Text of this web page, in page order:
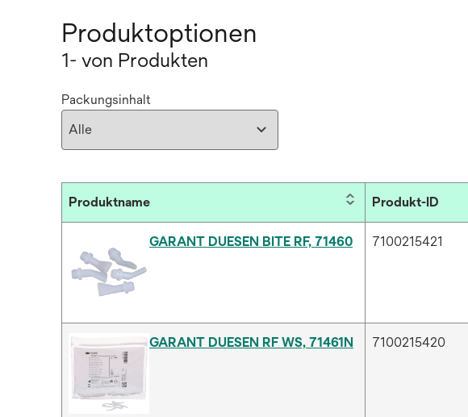
Produktoptionen
1- von Produkten
Packungsinhalt
Produktname Produkt-ID
GARANT DUESEN BITE RF, 71460 7100215421
GARANT DUESEN RF WS, 71461N 7100215420